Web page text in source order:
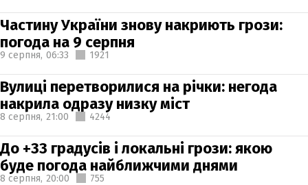
Частину України знову накриють грози:
погода на 9 серпня
9 серпня, 06:33 1921
Вулиці перетворилися на річки: негода
накрила одразу низку міст
8 серпня, 21:00 4244
До +33 градусів і локальні грози: якою
буде погода найближчими днями
8 серпня, 20:00 755